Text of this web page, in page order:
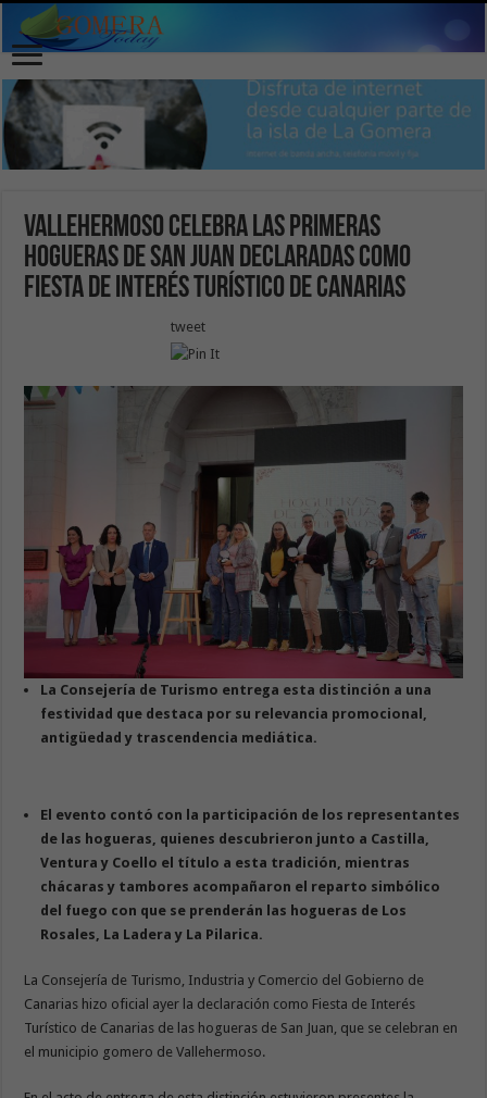
Vallehermoso celebra las primeras
hogueras de San Juan declaradas como
Fiesta de Interés Turístico de Canarias
tweet
La Consejería de Turismo entrega esta distinción a una
festividad que destaca por su relevancia promocional,
antigüedad y trascendencia mediática.
El evento contó con la participación de los representantes
de las hogueras, quienes descubrieron junto a Castilla,
Ventura y Coello el título a esta tradición, mientras
chácaras y tambores acompañaron el reparto simbólico
del fuego con que se prenderán las hogueras de Los
Rosales, La Ladera y La Pilarica.
La Consejería de Turismo, Industria y Comercio del Gobierno de
Canarias hizo oficial ayer la declaración como Fiesta de Interés
Turístico de Canarias de las hogueras de San Juan, que se celebran en
el municipio gomero de Vallehermoso.